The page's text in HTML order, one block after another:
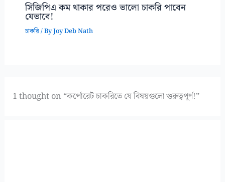
সিজিপিএ কম থাকার পরেও ভালো চাকরি পাবেন
যেভাবে!
চাকরি/ ByJoy Deb Nath
1 thought on “কর্পোরেট চাকরিতে যে বিষয়গুলো গুরুত্বপূর্ণ!”